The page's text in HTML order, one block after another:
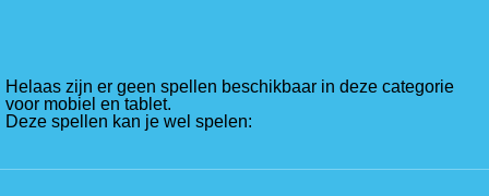
Helaas zijn er geen spellen beschikbaar in deze categorie
voor mobiel en tablet.
Deze spellen kan je wel spelen: